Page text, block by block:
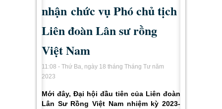
nhận chức vụ Phó chủ tịch
Liên đoàn Lân sư rồng
Việt Nam
11:08 - Thứ Ba, ngày 18 tháng Tháng Tư năm
2023
Mới đây, Đại hội đầu tiên của Liên đoàn
Lân Sư Rồng Việt Nam nhiệm kỳ 2023-